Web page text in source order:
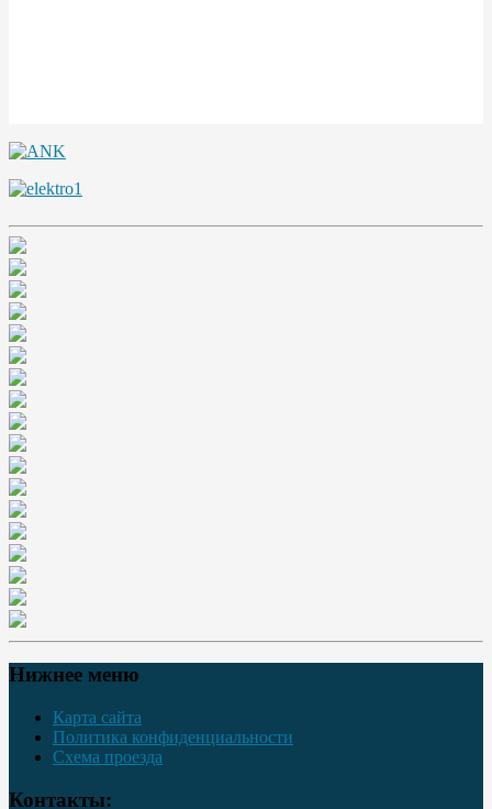
Нижнее меню
Карта сайта
Политика конфиденциальности
Схема проезда
Контакты: